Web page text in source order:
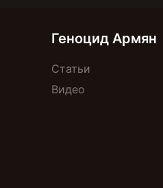
Геноцид Армян
Статьи
Видео